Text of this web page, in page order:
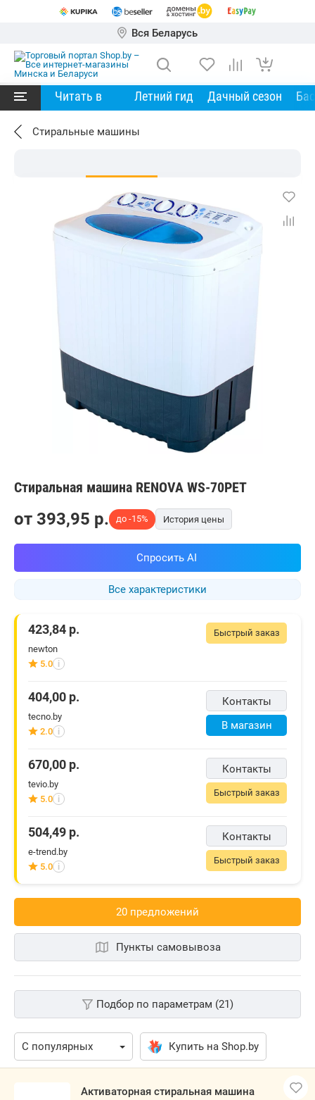
Вся Беларусь
Читать в Летний гид Дачный сезон
Стиральные машины
Стиральная машина RENOVA WS-70PET
Все характеристики
от 393,95 p. до -15% История цены
Спросить AI
Быстрый заказ
423,84 р.
newton
5.0 i
Контакты
В магазин
404,00 р.
tecno.by
2.0 i
Контакты
Быстрый заказ
670,00 р.
tevio.by
5.0 i
Контакты
Быстрый заказ
504,49 р.
e-trend.by
5.0 i
20 предложений
Пункты самовывоза
Подбор по параметрам (21)
Купить на Shop.by
Активаторная стиральная машина